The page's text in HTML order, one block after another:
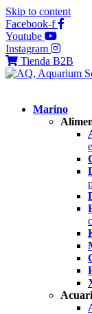
Skip to content
Facebook-f
Youtube
Instagram
Tienda B2B
Marino